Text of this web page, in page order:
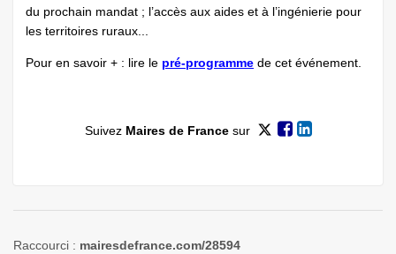
du prochain mandat ; l’accès aux aides et à l’ingénierie pour
les territoires ruraux...
Pour en savoir + : lire le pré-programme de cet événement.
Suivez Maires de Francesur
Raccourci : mairesdefrance.com/28594